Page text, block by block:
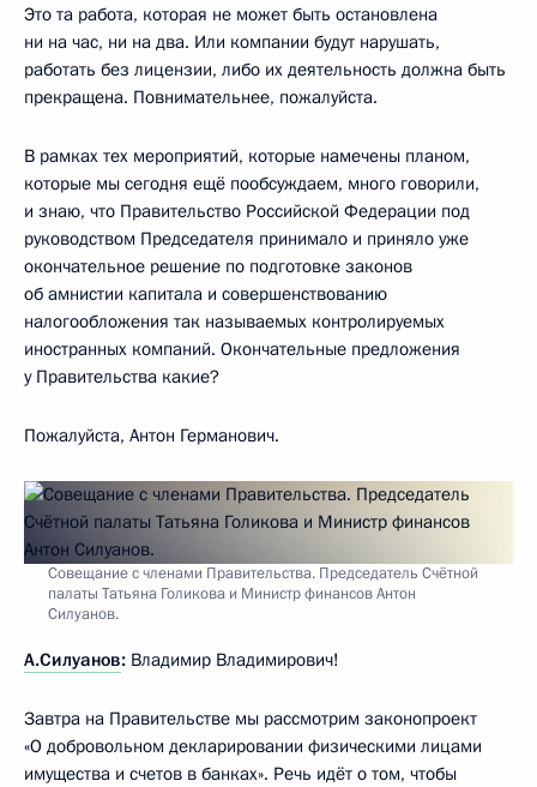
Это та работа, которая не может быть остановлена
ни на час, ни на два. Или компании будут нарушать,
работать без лицензии, либо их деятельность должна быть
прекращена. Повнимательнее, пожалуйста.
В рамках тех мероприятий, которые намечены планом,
которые мы сегодня ещё пообсуждаем, много говорили,
и знаю, что Правительство Российской Федерации под
руководством Председателя принимало и приняло уже
окончательное решение по подготовке законов
об амнистии капитала и совершенствованию
налогообложения так называемых контролируемых
иностранных компаний. Окончательные предложения
у Правительства какие?
Пожалуйста, Антон Германович.
Совещание с членами Правительства. Председатель Счётной
палаты Татьяна Голикова и Министр финансов Антон
Силуанов.
А.Силуанов: Владимир Владимирович!
Завтра на Правительстве мы рассмотрим законопроект
«О добровольном декларировании физическими лицами
имущества и счетов в банках». Речь идёт о том, чтобы